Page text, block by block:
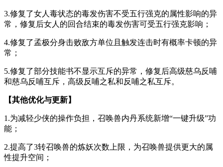
3.修复了女人毒状态的毒发伤害不受五行强克的属性影响的异
常，修复后女人的回合结束的毒发伤害可受五行强克影响；
4.修复了孟极分身击败敌方单位且触发连击时有概率卡顿的异
常；
5.修复了部分技能书不显示互斥的异常，修复后高级慈乌反哺
和慈乌反哺互斥，高级反哺之私和反哺之私互斥。
【其他优化与更新】
1.为减轻少侠的操作负担，召唤兽内丹系统新增“一键升级”功
能；
2.提高了3转召唤兽的炼妖次数上限，为召唤兽提供更大的属
性提升空间；